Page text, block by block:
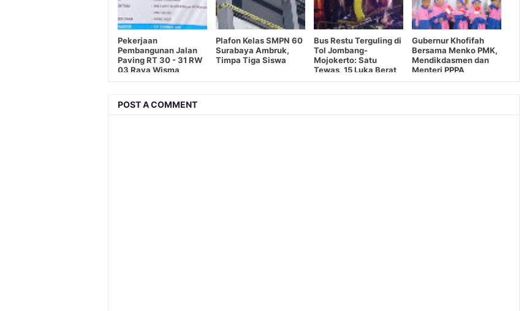
Pekerjaan
Pembangunan Jalan
Paving RT 30 - 31 RW
03 Raya Wisma
Penyelewengan
Plafon Kelas SMPN 60
Surabaya Ambruk,
Timpa Tiga Siswa
Bus Restu Terguling di
Tol Jombang-
Mojokerto: Satu
Tewas, 15 Luka Berat
Gubernur Khofifah
Bersama Menko PMK,
Mendikdasmen dan
Menteri PPPA
POST A COMMENT